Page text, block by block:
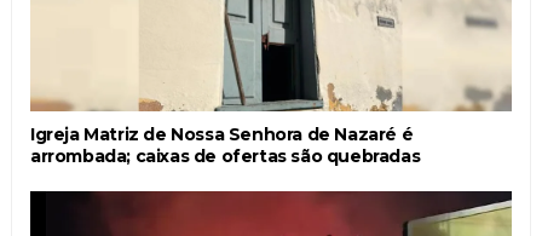
Igreja Matriz de Nossa Senhora de Nazaré é
arrombada; caixas de ofertas são quebradas